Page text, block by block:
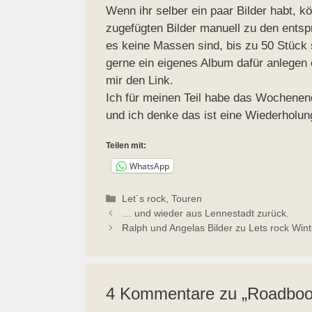
Wenn ihr selber ein paar Bilder habt,
zugefügten Bilder manuell zu den
es keine Massen sind, bis zu 50
gerne ein eigenes Album dafür
mir den Link.
Ich für meinen Teil habe das
und ich denke das ist eine
Teilen mit:
WhatsApp
Kategorien
Let´s rock,Touren
… und wieder aus Lennestadt zurück.
Ralph und Angelas Bilder zu Lets rock
4 Kommentare zu